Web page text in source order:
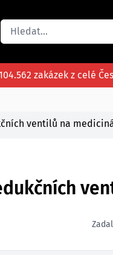
zakázek z celé
ventilů na
Zadal